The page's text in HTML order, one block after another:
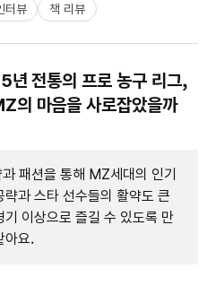
터뷰 책 리뷰
전통의 프로 농구 리그,
의 마음을 사로잡았을까
패션을 통해 MZ세대의 인기
과 스타 선수들의 활약도 큰
이상으로 즐길 수 있도록 만
아요.